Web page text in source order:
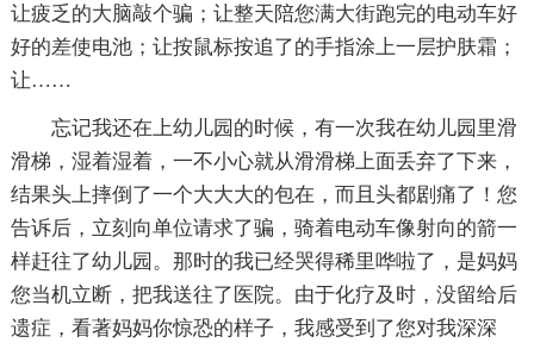
让疲乏的大脑敲个骗；让整天陪您满大街跑完的电动车好
好的差使电池；让按鼠标按追了的手指涂上一层护肤霜；
让……
忘记我还在上幼儿园的时候，有一次我在幼儿园里滑
滑梯，湿着湿着，一不小心就从滑滑梯上面丢弃了下来，
结果头上摔倒了一个大大大的包在，而且头都剧痛了！您
告诉后，立刻向单位请求了骗，骑着电动车像射向的箭一
样赶往了幼儿园。那时的我已经哭得稀里哗啦了，是妈妈
您当机立断，把我送往了医院。由于化疗及时，没留给后
遗症，看著妈妈你惊恐的样子，我感受到了您对我深深